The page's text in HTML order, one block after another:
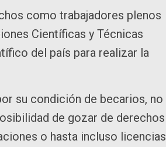
como trabajadores plenos
Científicas y Técnicas
del país para realizar la
su condición de becarios, no
de gozar de derechos
o hasta incluso licencias